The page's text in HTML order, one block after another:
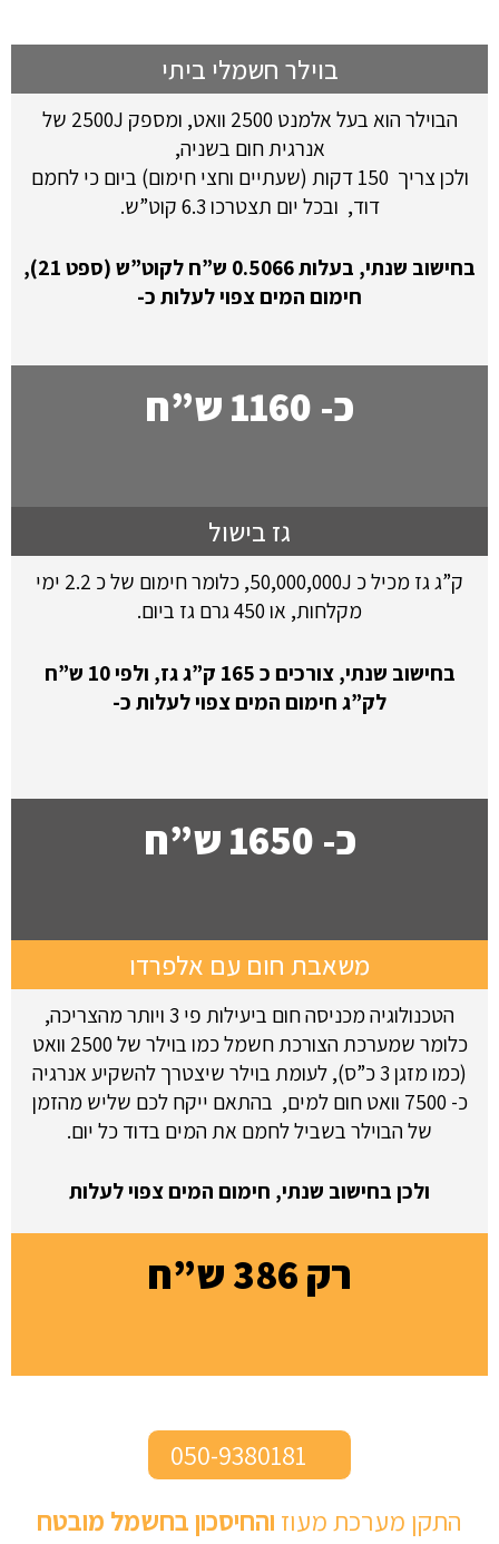
בוילר חשמלי ביתי
הבוילר הוא בעל אלמנט 2500 וואט, ומספק 2500J של
אנרגית חום בשניה,
ולכן צריך 150 דקות (שעתיים וחצי חימום) ביום כי לחמם
דוד, ובכל יום תצטרכו 6.3 קוט”ש.
בחישוב שנתי, בעלות 0.5066 ש”ח לקוט”ש (ספט 21),
חימום המים צפוי לעלות כ-
כ- 1160 ש”ח
גז בישול
ק”ג גז מכיל כ 50,000,000J, כלומר חימום של כ 2.2 ימי
מקלחות, או 450 גרם גז ביום.
בחישוב שנתי, צורכים כ 165 ק”ג גז, ולפי 10 ש”ח
לק”ג חימום המים צפוי לעלות כ-
כ- 1650 ש”ח
משאבת חום עם אלפרדו
הטכנולוגיה מכניסה חום ביעילות פי 3 ויותר מהצריכה,
כלומר שמערכת הצורכת חשמל כמו בוילר של 2500 וואט
(כמו מזגן 3 כ”ס), לעומת בוילר שיצטרך להשקיע אנרגיה
כ- 7500 וואט חום למים, בהתאם ייקח לכם שליש מהזמן
של הבוילר בשביל לחמם את המים בדוד כל יום.
ולכן בחישוב שנתי, חימום המים צפוי לעלות
רק 386 ש”ח
050-9380181
התקן מערכת מעוז והחיסכון בחשמל מובטח